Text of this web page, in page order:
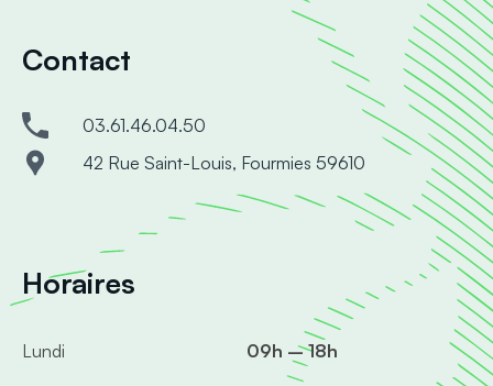
Contact
03.61.46.04.50
42 Rue Saint-Louis, Fourmies 59610
Horaires
Lundi 09h – 18h